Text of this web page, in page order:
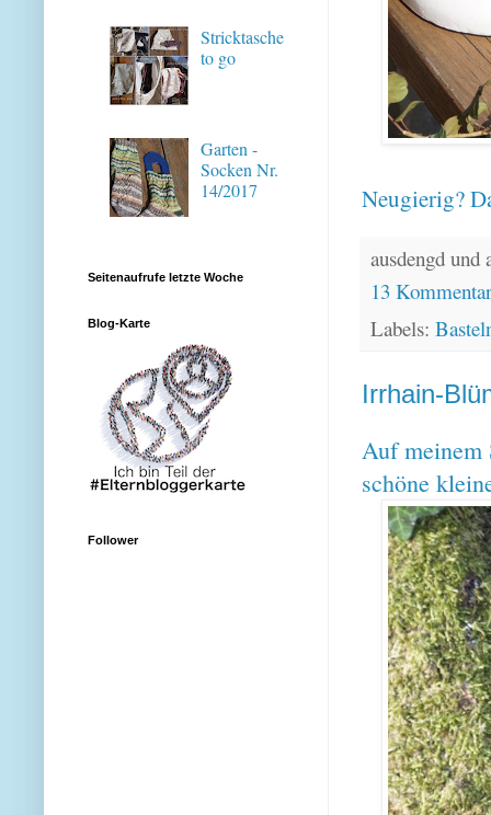
Neugierig?
ausdengd
13
Labels:
Irrhain-
Auf meinem
schöne
Stricktasche
to go
Garten -
Socken Nr.
14/2017
Seitenaufrufe letzte Woche
Blog-Karte
Follower